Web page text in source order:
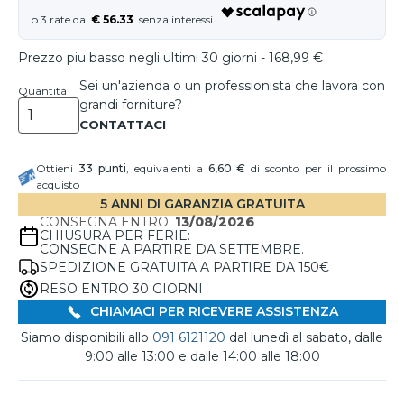
€ 56.33
Prezzo piu basso negli ultimi 30 giorni - 168,99 €
Quantità
Sei un'azienda o un professionista che lavora con
grandi forniture?
Ottieni 33 punti, equivalenti a 6,60 € di sconto per il prossimo
acquisto
5 ANNI DI GARANZIA GRATUITA
CONSEGNA ENTRO: 13/08/2026
CHIUSURA PER FERIE:
CONSEGNE A PARTIRE DA SETTEMBRE.
SPEDIZIONE GRATUITA A PARTIRE DA 150€
RESO ENTRO 30 GIORNI
CHIAMACI PER RICEVERE ASSISTENZA
Siamo disponibili allo 091 6121120 dal lunedì al sabato, dalle
9:00 alle 13:00 e dalle 14:00 alle 18:00